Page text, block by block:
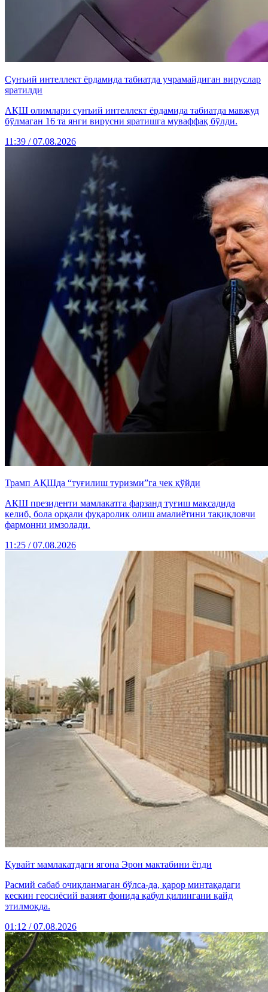
Сунъий интеллект ёрдамида табиатда учрамайдиган вируслар
яратилди
АҚШ олимлари сунъий интеллект ёрдамида табиатда мавжуд
бўлмаган 16 та янги вирусни яратишга муваффақ бўлди.
11:39 / 07.08.2026
Трамп АҚШда “туғилиш туризми”га чек қўйди
АҚШ президенти мамлакатга фарзанд туғиш мақсадида
келиб, бола орқали фуқаролик олиш амалиётини тақиқловчи
фармонни имзолади.
11:25 / 07.08.2026
Қувайт мамлакатдаги ягона Эрон мактабини ёпди
Расмий сабаб очиқланмаган бўлса-да, қарор минтақадаги
кескин геосиёсий вазият фонида қабул қилингани қайд
этилмоқда.
01:12 / 07.08.2026